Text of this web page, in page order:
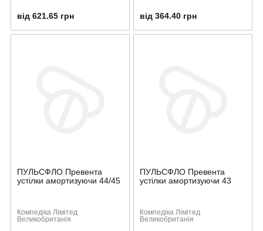
від 621.65 грн від 364.40 грн
ПУЛЬСФЛО Превента
устілки амортизуючи 44/45
Компедіка Лімітед
Великобританія
ПУЛЬСФЛО Превента
устілки амортизуючи 43
Компедіка Лімітед
Великобританія